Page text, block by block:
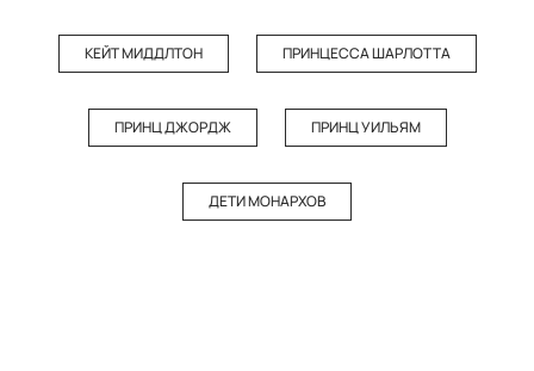
КЕЙТ МИДДЛТОН ПРИНЦЕССА ШАРЛОТТА
ПРИНЦ ДЖОРДЖ ПРИНЦ УИЛЬЯМ
ДЕТИ МОНАРХОВ